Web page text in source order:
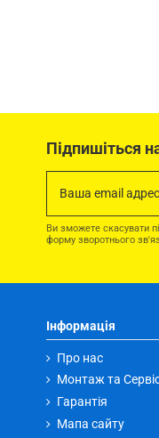
Підпишіться
Ви зможете скасувати
форму зворотнього
Інформація
Про нас
Монтаж та
Гарантія
Мапа сайту